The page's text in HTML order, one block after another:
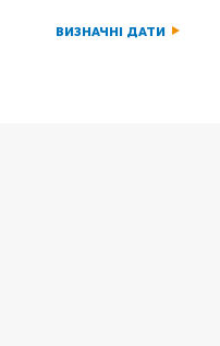
ВИЗНАЧНІ ДАТИ